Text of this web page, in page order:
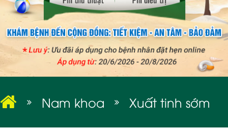
Nam khoa Xuất tinh sớm